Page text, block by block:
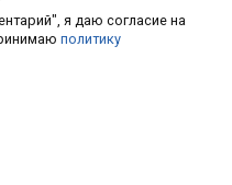
я даю согласие на
политику